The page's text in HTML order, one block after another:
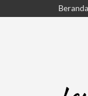
Beranda